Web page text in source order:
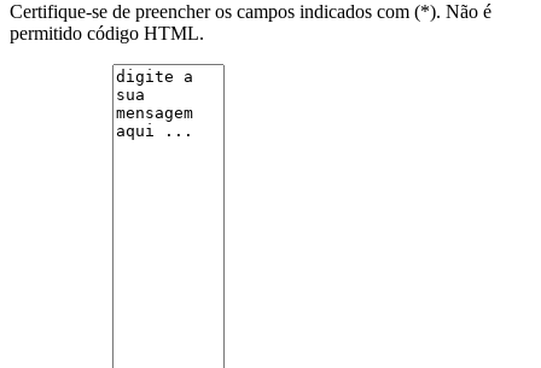
Certifique-se de preencher os campos indicados com (*). Não é
permitido código HTML.